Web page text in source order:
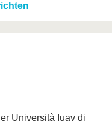
Kontakt
Università Iuav di